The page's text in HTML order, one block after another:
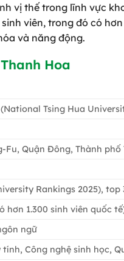
vị thế trong lĩnh vực
viên, trong đó có
và năng động.
Hoa
Tsing Hua
Fu, Quận Đông, Thành phố
Rankings 2025),
hơn 1.300 sinh viên quốc
ngữ
Công nghệ sinh học,